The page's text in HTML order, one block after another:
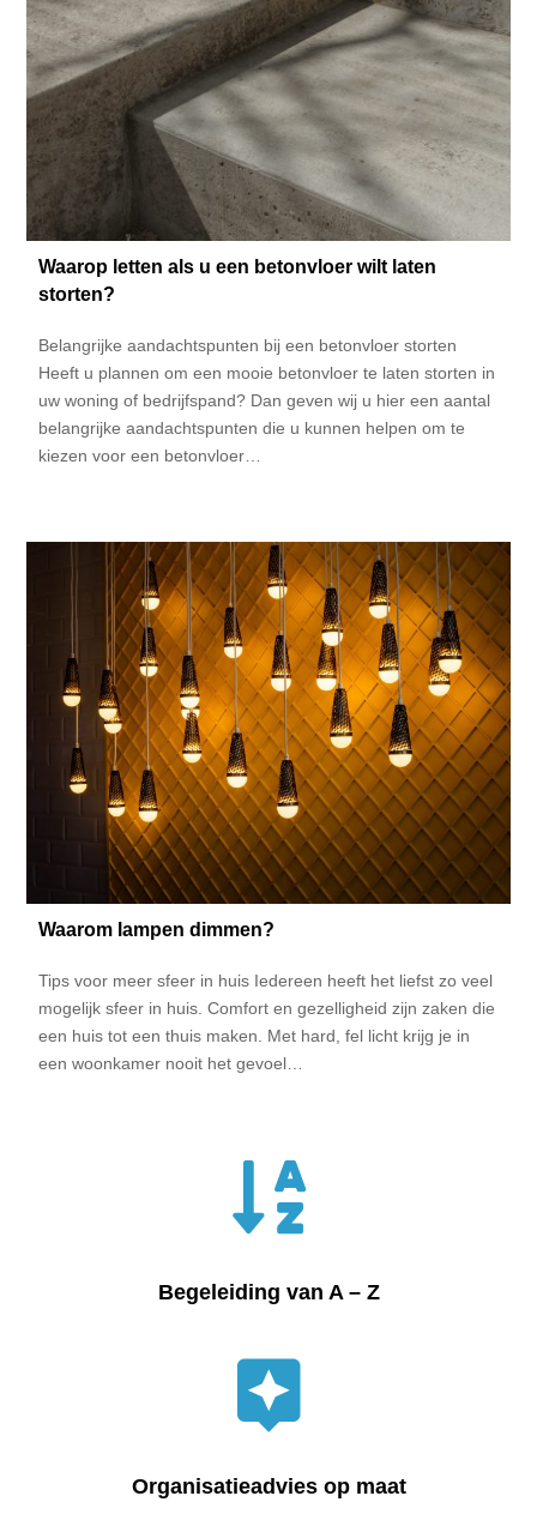
Waarop letten als u een betonvloer wilt laten
storten?
Belangrijke aandachtspunten bij een betonvloer storten
Heeft u plannen om een mooie betonvloer te laten storten in
uw woning of bedrijfspand? Dan geven wij u hier een aantal
belangrijke aandachtspunten die u kunnen helpen om te
kiezen voor een betonvloer…
Waarom lampen dimmen?
Tips voor meer sfeer in huis Iedereen heeft het liefst zo veel
mogelijk sfeer in huis. Comfort en gezelligheid zijn zaken die
een huis tot een thuis maken. Met hard, fel licht krijg je in
een woonkamer nooit het gevoel…
Begeleiding van A – Z
Organisatieadvies op maat